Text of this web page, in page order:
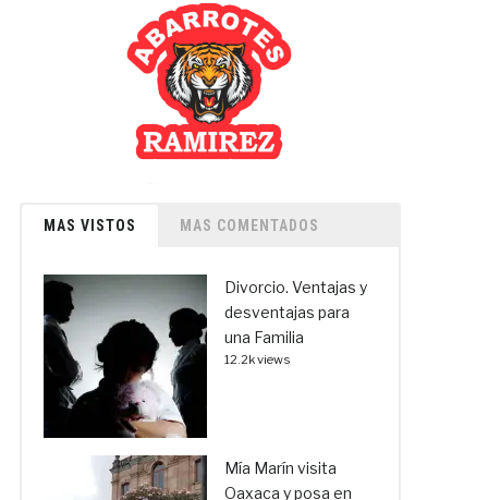
MAS VISTOS MAS COMENTADOS
Divorcio. Ventajas y
desventajas para
una Familia
12.2k views
Mía Marín visita
Oaxaca y posa en